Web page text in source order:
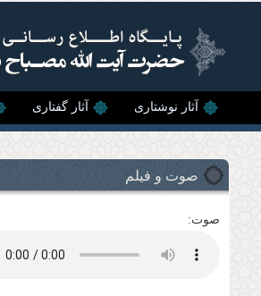
آثار نوشتاری آثار گفتاری
صوت و فیلم
صوت: